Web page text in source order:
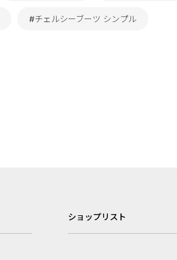
#チェルシーブーツ シンプル
ショップリスト